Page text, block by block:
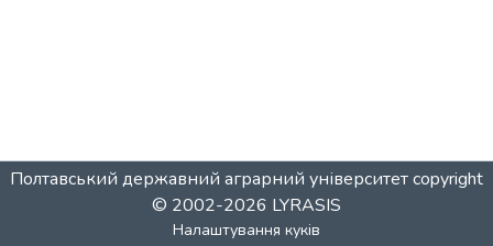
Полтавський державний аграрний університетcopyright
© 2002-2026 LYRASIS
Налаштування куків